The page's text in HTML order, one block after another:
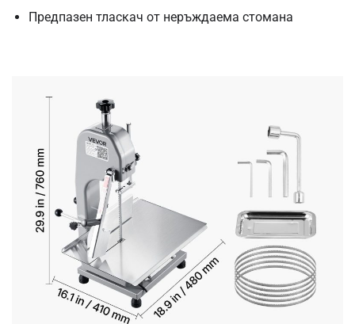
Предпазен тласкач от неръждаема стомана